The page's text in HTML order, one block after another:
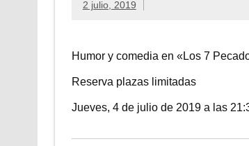
2 julio, 2019
Humor y comedia en «Los 7
Reserva plazas limitadas
Jueves, 4 de julio de 2019 a las